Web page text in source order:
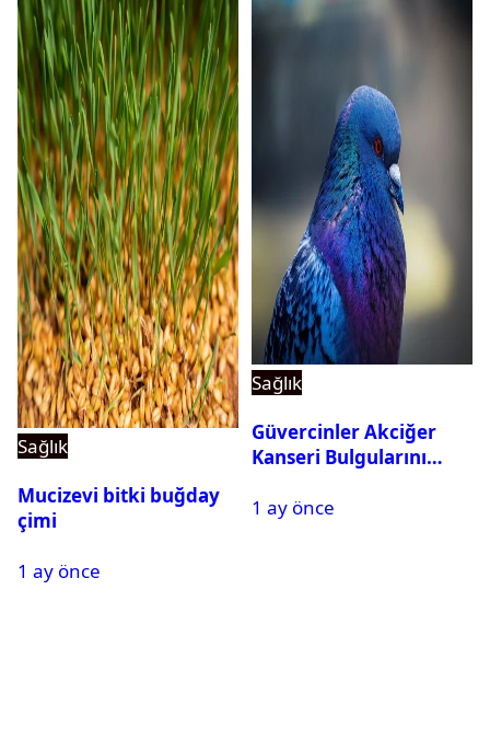
Sağlık
Mucizevi bitki buğday
çimi
1 ay önce
Sağlık
Güvercinler Akciğer
Kanseri Bulgularını
1 ay önce